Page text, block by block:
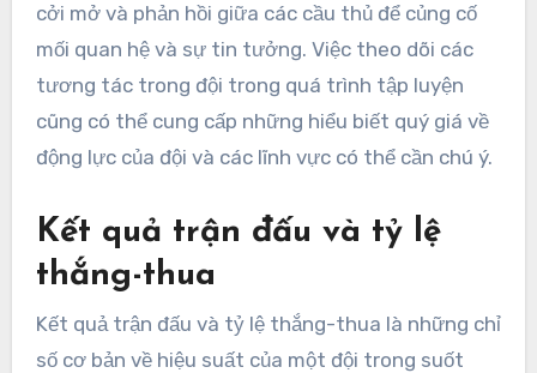
cởi mở và phản hồi giữa các cầu thủ để củng cố
mối quan hệ và sự tin tưởng. Việc theo dõi các
tương tác trong đội trong quá trình tập luyện
cũng có thể cung cấp những hiểu biết quý giá về
động lực của đội và các lĩnh vực có thể cần chú ý.
Kết quả trận đấu và tỷ lệ
thắng-thua
Kết quả trận đấu và tỷ lệ thắng-thua là những chỉ
số cơ bản về hiệu suất của một đội trong suốt